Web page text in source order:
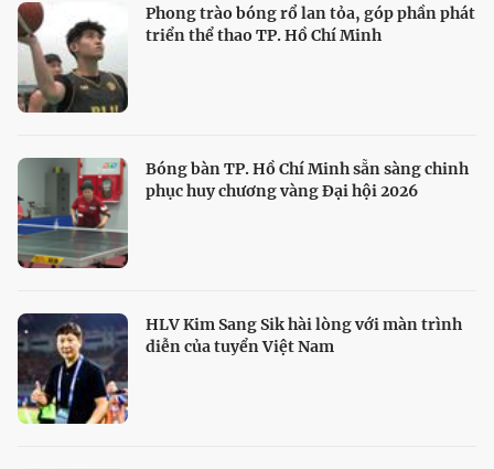
Phong trào bóng rổ lan tỏa, góp phần phát
triển thể thao TP. Hồ Chí Minh
Bóng bàn TP. Hồ Chí Minh sẵn sàng chinh
phục huy chương vàng Đại hội 2026
HLV Kim Sang Sik hài lòng với màn trình
diễn của tuyển Việt Nam